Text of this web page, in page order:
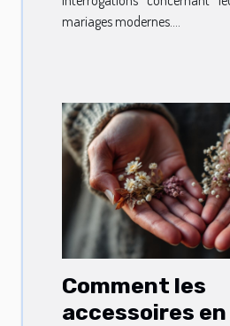
mariages modernes....
Comment les
accessoires